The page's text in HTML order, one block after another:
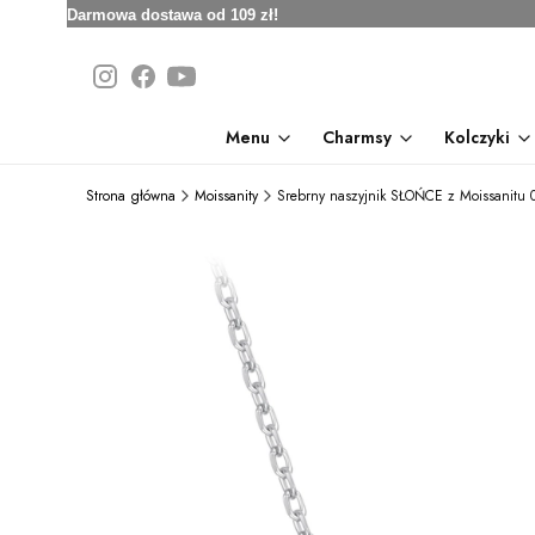
Darmowa dostawa od 109 zł!
Menu Charmsy Kolczyki
Strona główna Moissanity Srebrny naszyjnik SŁOŃCE z